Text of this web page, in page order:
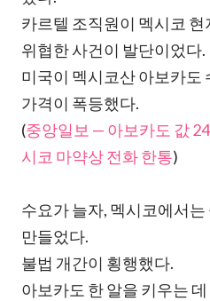
카르텔 조직원이 멕시코
위협한 사건이 발단이었다.
미국이 멕시코산 아보카도
가격이 폭등했다.
(중앙일보 — 아보카도 값
시코 마약상 전화 한통)
수요가 늘자, 멕시코에서
만들었다.
불법 개간이 횡행했다.
아보카도 한 알을 키우는